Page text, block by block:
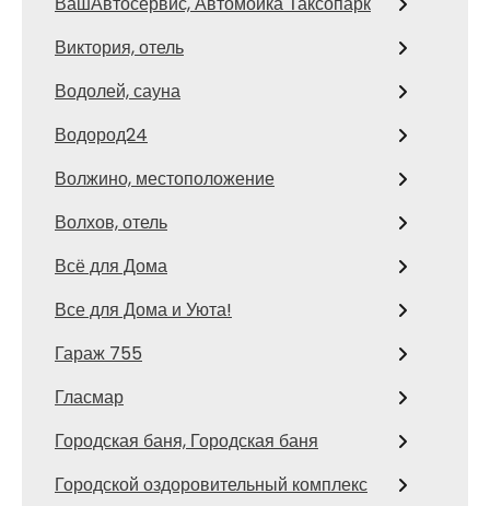
Виктория, отель
Водолей, сауна
Водород24
Волжино, местоположение
Волхов, отель
Всё для Дома
Все для Дома и Уюта!
Гараж 755
Гласмар
Городская баня, Городская баня
Городской оздоровительный комплекс